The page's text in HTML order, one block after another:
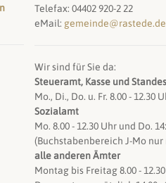
Telefax: 04402 920-2 22
eMail: gemeinde@rastede.de
Wir sind für Sie da:
Steueramt, Kasse und
Mo., Di., Do. u. Fr. 8.00 - 12.30
Sozialamt
Mo. 8.00 - 12.30 Uhr und Do.
(Buchstabenbereich J-Mo nur
alle anderen Ämter
Montag bis Freitag 8.00 -